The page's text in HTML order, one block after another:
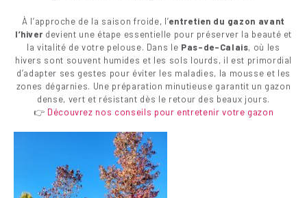
À l’approche de la saison froide, l’entretien du gazon avant
l’hiver devient une étape essentielle pour préserver la beauté et
la vitalité de votre pelouse. Dans le Pas-de-Calais, où les
hivers sont souvent humides et les sols lourds, il est primordial
d’adapter ses gestes pour éviter les maladies, la mousse et les
zones dégarnies. Une préparation minutieuse garantit un gazon
dense, vert et résistant dès le retour des beaux jours.
👉 Découvrez nos conseils pour entretenir votre gazon